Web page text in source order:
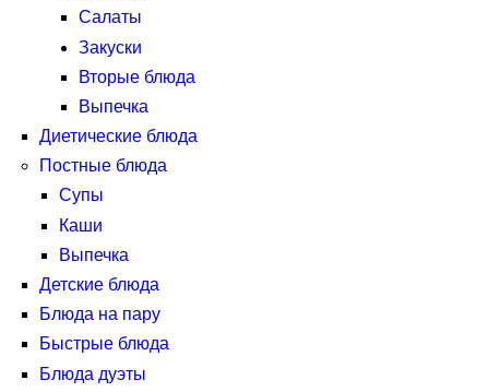
Салаты
Закуски
Вторые блюда
Выпечка
Диетические блюда
Постные блюда
Супы
Каши
Выпечка
Детские блюда
Блюда на пару
Быстрые блюда
Блюда дуэты